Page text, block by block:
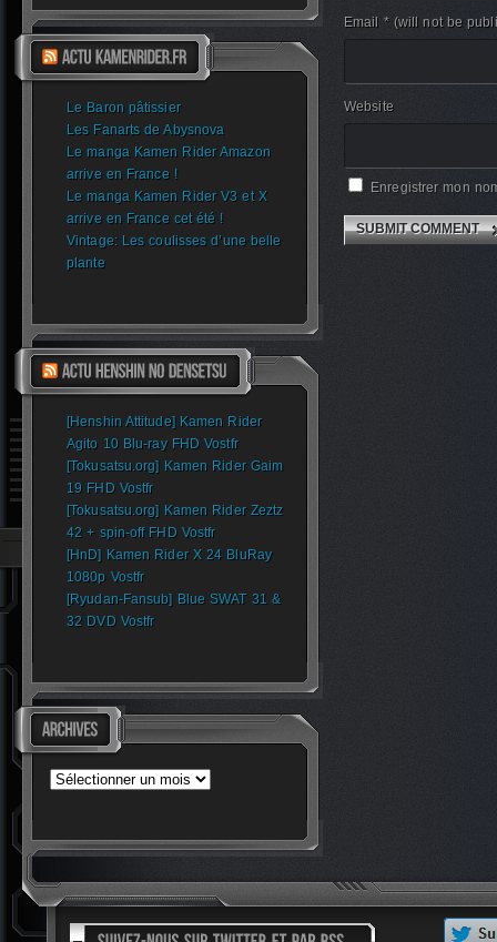
Le Baron pâtissier
Les Fanarts de Abysnova
Le manga Kamen Rider Amazon
arrive en France !
Le manga Kamen Rider V3 et X
arrive en France cet été !
Vintage: Les coulisses d’une belle
plante
[Henshin Attitude] Kamen Rider
Agito 10 Blu-ray FHD Vostfr
[Tokusatsu.org] Kamen Rider Gaim
19 FHD Vostfr
[Tokusatsu.org] Kamen Rider Zeztz
42 + spin-off FHD Vostfr
[HnD] Kamen Rider X 24 BluRay
1080p Vostfr
[Ryudan-Fansub] Blue SWAT 31 &
32 DVD Vostfr
Archives
Email * (will not be
Website
Enregistrer mon